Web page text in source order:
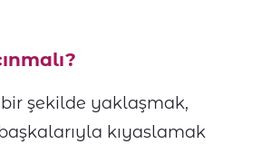
şekilde yaklaşmak,
kıyaslamak